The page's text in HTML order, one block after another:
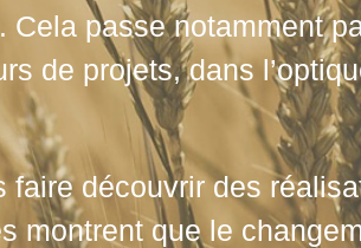
passe notamment
de projets, dans
faire découvrir des
montrent que le